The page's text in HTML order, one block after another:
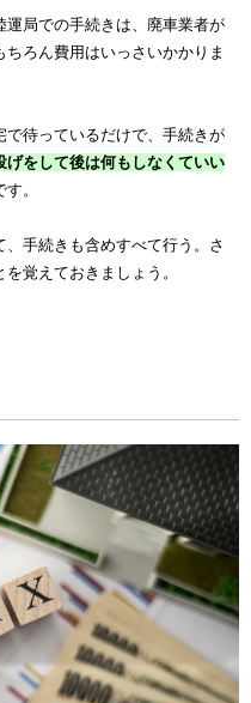
運局での手続きは、廃車業者が
ろん費用はいっさいかかりま
待っているだけで、手続きが
げをして後は何もしなくていい
。
手続きも含めすべて行う。さ
覚えておきましょう。